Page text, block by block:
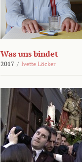
Was uns bindet
2017 / Ivette Löcker